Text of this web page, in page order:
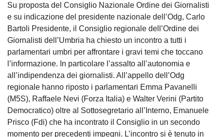
Su proposta del Consiglio Nazionale Ordine dei Giornalisti
e su indicazione del presidente nazionale dell’Odg, Carlo
Bartoli Presidente, il Consiglio regionale dell’Ordine dei
Giornalisti dell’Umbria ha chiesto un incontro a tutti i
parlamentari umbri per affrontare i gravi temi che toccano
l’informazione. In particolare l’assalto all’autonomia e
all’indipendenza dei giornalisti. All’appello dell’Odg
regionale hanno riposto i parlamentari Emma Pavanelli
(M5S), Raffaele Nevi (Forza Italia) e Walter Verini (Partito
Democratico) oltre al Sottosegretario all’Interno, Emanuele
Prisco (Fdi) che ha incontrato il Consiglio in un secondo
momento per precedenti impegni. L’incontro si è tenuto in